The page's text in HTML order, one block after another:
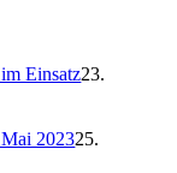
Einsatz23.
202325.